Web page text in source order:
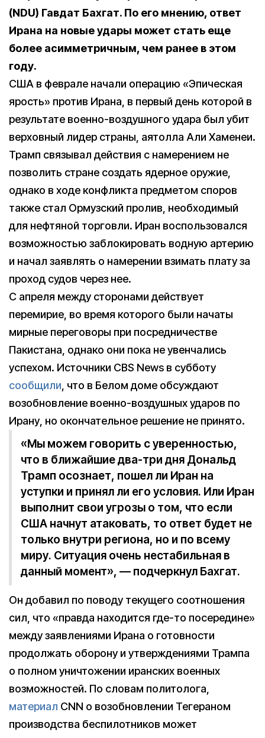
(NDU) Гавдат Бахгат. По его мнению, ответ
Ирана на новые удары может стать еще
более асимметричным, чем ранее в этом
году.
США в феврале начали операцию «Эпическая
ярость» против Ирана, в первый день которой в
результате военно-воздушного удара был убит
верховный лидер страны, аятолла Али Хаменеи.
Трамп связывал действия с намерением не
позволить стране создать ядерное оружие,
однако в ходе конфликта предметом споров
также стал Ормузский пролив, необходимый
для нефтяной торговли. Иран воспользовался
возможностью заблокировать водную артерию
и начал заявлять о намерении взимать плату за
проход судов через нее.
С апреля между сторонами действует
перемирие, во время которого были начаты
мирные переговоры при посредничестве
Пакистана, однако они пока не увенчались
успехом. Источники CBS News в субботу
сообщили, что в Белом доме обсуждают
возобновление военно-воздушных ударов по
Ирану, но окончательное решение не принято.
«Мы можем говорить с уверенностью,
что в ближайшие два-три дня Дональд
Трамп осознает, пошел ли Иран на
уступки и принял ли его условия. Или Иран
выполнит свои угрозы о том, что если
США начнут атаковать, то ответ будет не
только внутри региона, но и по всему
миру. Ситуация очень нестабильная в
данный момент», — подчеркнул Бахгат.
Он добавил по поводу текущего соотношения
сил, что «правда находится где-то посередине»
между заявлениями Ирана о готовности
продолжать оборону и утверждениями Трампа
о полном уничтожении иранских военных
возможностей. По словам политолога,
материал CNN о возобновлении Тегераном
производства беспилотников может